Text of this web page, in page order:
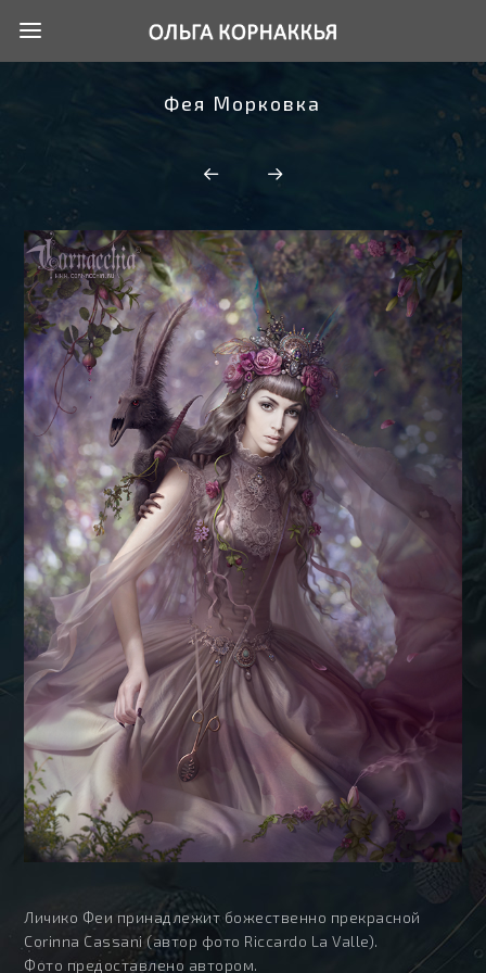
Фея Морковка
Личико Феи принадлежит божественно прекрасной
Corinna Cassani (автор фото Riccardo La Valle).
Фото предоставлено автором.